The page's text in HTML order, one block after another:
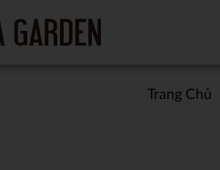
Trang Chủ